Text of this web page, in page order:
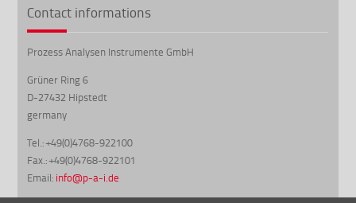
Contact informations
Prozess Analysen Instrumente GmbH
Grüner Ring 6
D-27432 Hipstedt
germany
Tel.: +49(0)4768-922100
Fax.: +49(0)4768-922101
Email: info@p-a-i.de